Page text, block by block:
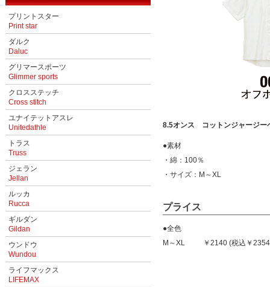
プリントスター
Print star
ダルク
Daluc
グリマースポーツ
Glimmer sports
クロスステッチ
Cross stitch
ユナイテットアスレ
Unitedathle
トラス
Truss
ジェラン
Jellan
ルッカ
Rucca
ギルダン
Gildan
ウンドウ
Wundou
ライフマックス
LIFEMAX
8.5オンス コットンジャージ
●素材
・綿：100％
・サイズ：M～XL
プライス
●全色
M～XL ￥2140 (税込￥